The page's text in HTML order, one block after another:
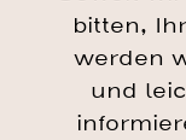
bitten,
werden
und